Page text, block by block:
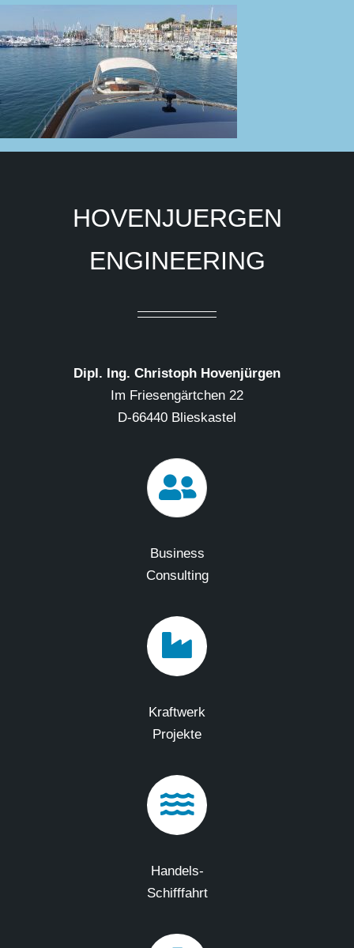
HOVENJUERGEN
ENGINEERING
Dipl. Ing. Christoph Hovenjürgen
Im Friesengärtchen 22
D-66440 Blieskastel
Business
Consulting
Kraftwerk
Projekte
Handels-
Schifffahrt